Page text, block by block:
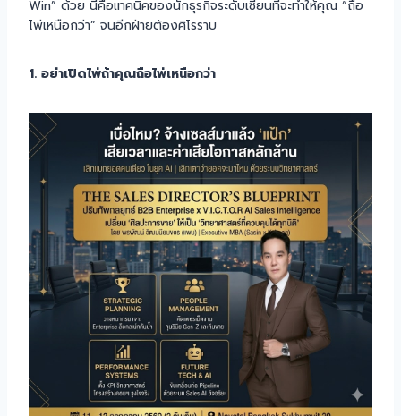
Win” ด้วย นี่คือเทคนิคของนักธุรกิจระดับเซียนที่จะทำให้คุณ “ถือ
ไพ่เหนือกว่า” จนอีกฝ่ายต้องศิโรราบ
1. อย่าเปิดไพ่ถ้าคุณถือไพ่เหนือกว่า